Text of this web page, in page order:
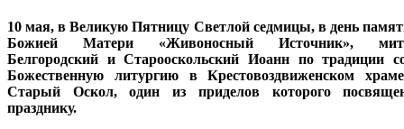
10 мая, в Великую Пятницу Светлой седмицы, в день
Божией Матери «Живоносный Источник»,
Белгородский и Старооскольский Иоанн по традиции
Божественную литургию в Крестовоздвиженском
Старый Оскол, один из приделов которого
празднику.